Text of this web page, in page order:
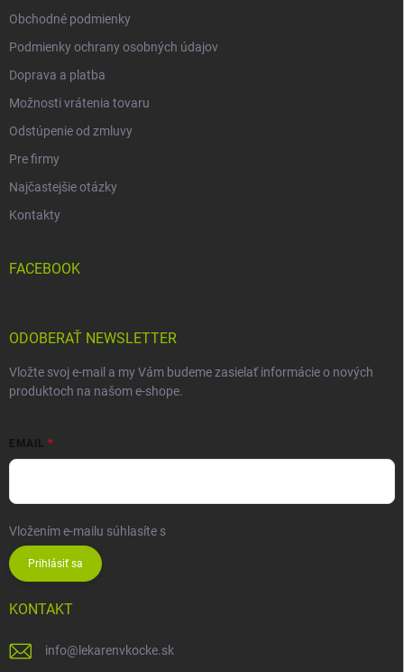
Obchodné podmienky
Podmienky ochrany osobných údajov
Doprava a platba
Možnosti vrátenia tovaru
Odstúpenie od zmluvy
Pre firmy
Najčastejšie otázky
Kontakty
FACEBOOK
ODOBERAŤ NEWSLETTER
Vložte svoj e-mail a my Vám budeme zasielať informácie o nových
produktoch na našom e-shope.
EMAIL
Vložením e-mailu súhlasíte s
Prihlásiť sa
KONTAKT
info@ lekarenvkocke.sk